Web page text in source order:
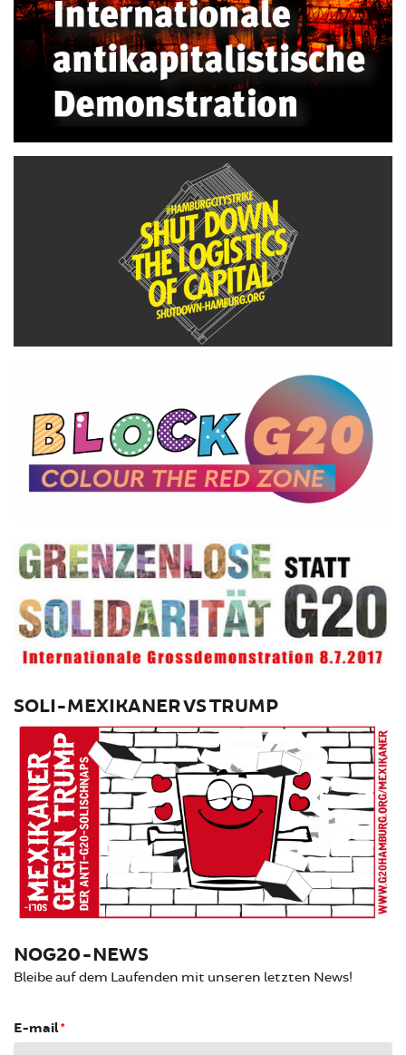
SOLI-MEXIKANER VS TRUMP
NOG20-NEWS
Bleibe auf dem Laufenden mit unseren letzten News!
E-mail*